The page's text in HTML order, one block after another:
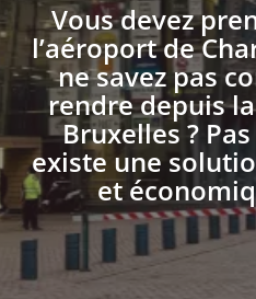
Vous devez
l’aéroport de
ne savez pas
rendre depuis
Bruxelles ?
existe une
et